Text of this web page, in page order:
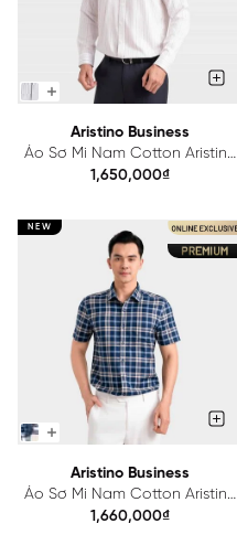
Aristino Business
Áo Sơ Mi Nam Cotton Aristino
Business Regular Fit
1,650,000₫
NEW
Aristino Business
Áo Sơ Mi Nam Cotton Aristino
Business Regular Fit
1,660,000₫